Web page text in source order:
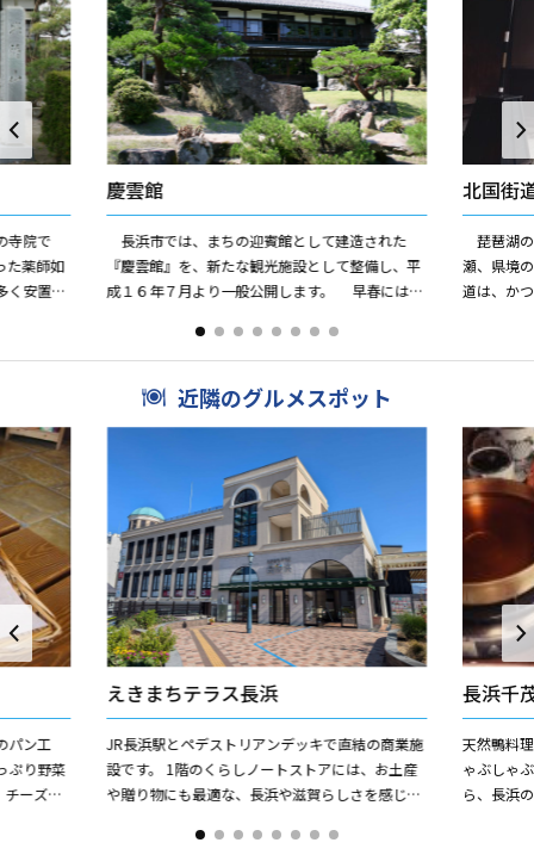
寺院で
た薬師如
く安置さ
慶雲館
長浜市では、まちの迎賓館として建造された
『慶雲館』を、新たな観光施設として整備し、平
成１６年７月より一般公開します。 早春には
うこの建物は、明治時代、...
北国街
琵琶湖
瀬、県境
道は、か
近隣のグルメスポット
パン工
ぷり野菜
ーズの
えきまちテラス長浜
JR長浜駅とペデストリアンデッキで直結の商業施
設です。 1階のくらしノートストアには、お土産
や贈り物にも最適な、長浜や滋賀らしさを感じら
飲食店舗が1...
長浜千
天然鴨料
ゃぶしゃ
ら、長浜